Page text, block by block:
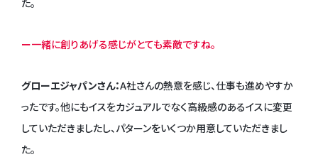
た。
ー一緒に創りあげる感じがとても素敵ですね。
グローエジャパンさん：A社さんの熱意を感じ、仕事も進めやすか
ったです。他にもイスをカジュアルでなく高級感のあるイスに変更
していただきましたし、パターンをいくつか用意していただきまし
た。